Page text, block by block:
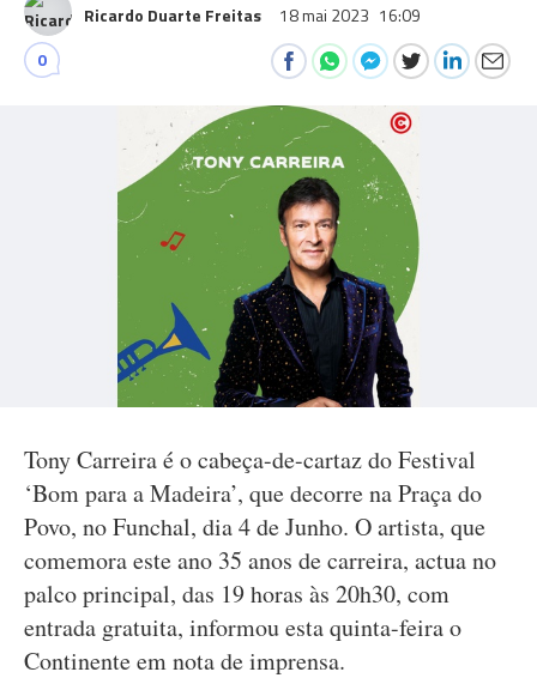
Ricardo Duarte Freitas 18 mai 2023 16:09
0
Tony Carreira é o cabeça-de-cartaz do Festival
‘Bom para a Madeira’, que decorre na Praça do
Povo, no Funchal, dia 4 de Junho. O artista, que
comemora este ano 35 anos de carreira, actua no
palco principal, das 19 horas às 20h30, com
entrada gratuita, informou esta quinta-feira o
Continente em nota de imprensa.